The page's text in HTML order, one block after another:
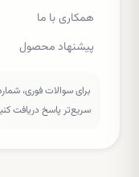
همکاری با ما
پیشنهاد محصول
برای سوالات فوری،
سریع‌تر پاسخ دریافت